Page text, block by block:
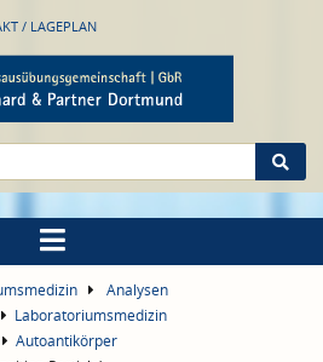
/ LAGEPLAN
Analysen
Laboratoriumsmedizin
Autoantikörper